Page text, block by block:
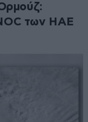
των ΗΑΕ